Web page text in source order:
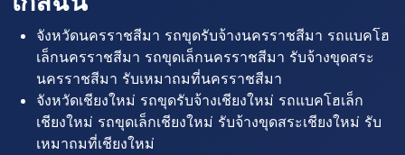
จังหวัดนครราชสีมา รถขุดรับจ้างนครราชสีมา รถแบคโฮ
เล็กนครราชสีมา รถขุดเล็กนครราชสีมา รับจ้างขุดสระ
นครราชสีมา รับเหมาถมที่นครราชสีมา
จังหวัดเชียงใหม่ รถขุดรับจ้างเชียงใหม่ รถแบคโฮเล็ก
เชียงใหม่ รถขุดเล็กเชียงใหม่ รับจ้างขุดสระเชียงใหม่ รับ
เหมาถมที่เชียงใหม่